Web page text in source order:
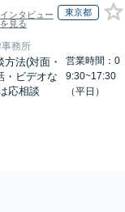
インタビュー
を見る
東京都
務所
方法(対面・
・ビデオな
応相談
営業時間：0
9:30~17:30
（平日）